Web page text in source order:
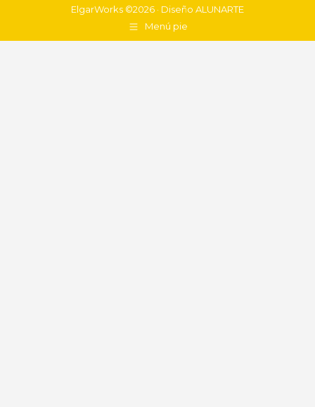
ElgarWorks ©2026 · Diseño ALUNARTE
Menú pie